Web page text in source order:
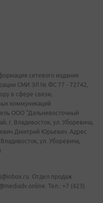
сетевого издания
СМИ ЭЛ № ФС 77 - 72742,
в сфере связи,
коммуникаций
ООО "Дальневосточный
г. Владивосток, ул. Уборевича,
Дмитрий Юрьевич. Адрес
ул. Уборевича,
Отдел продаж
Тел.: +7 (423)